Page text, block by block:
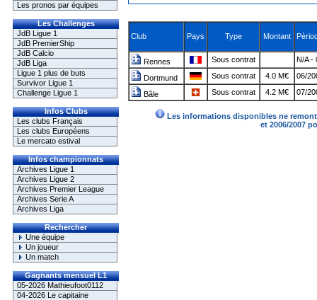
Les pronos par équipes
Les Challenges
JdB Ligue 1
JdB PremierShip
JdB Calcio
JdB Liga
Ligue 1 plus de buts
Survivor Ligue 1
Challenge Ligue 1
Infos Clubs
Les clubs Français
Les clubs Européens
Le mercato estival
Infos championnats
Archives Ligue 1
Archives Ligue 2
Archives Premier League
Archives Serie A
Archives Liga
Rechercher
Une équipe
Un joueur
Un match
Gagnants mensuel L1
05-2026 Mathieufoot0112
04-2026 Le capitaine
Club Pays Type Montant
Rennes Sous contrat N/A -
Dortmund Sous contrat 4.0 M€ 06/
Bâle Sous contrat 4.2 M€ 07/
Les informations disponibles ne
et 2006/2007